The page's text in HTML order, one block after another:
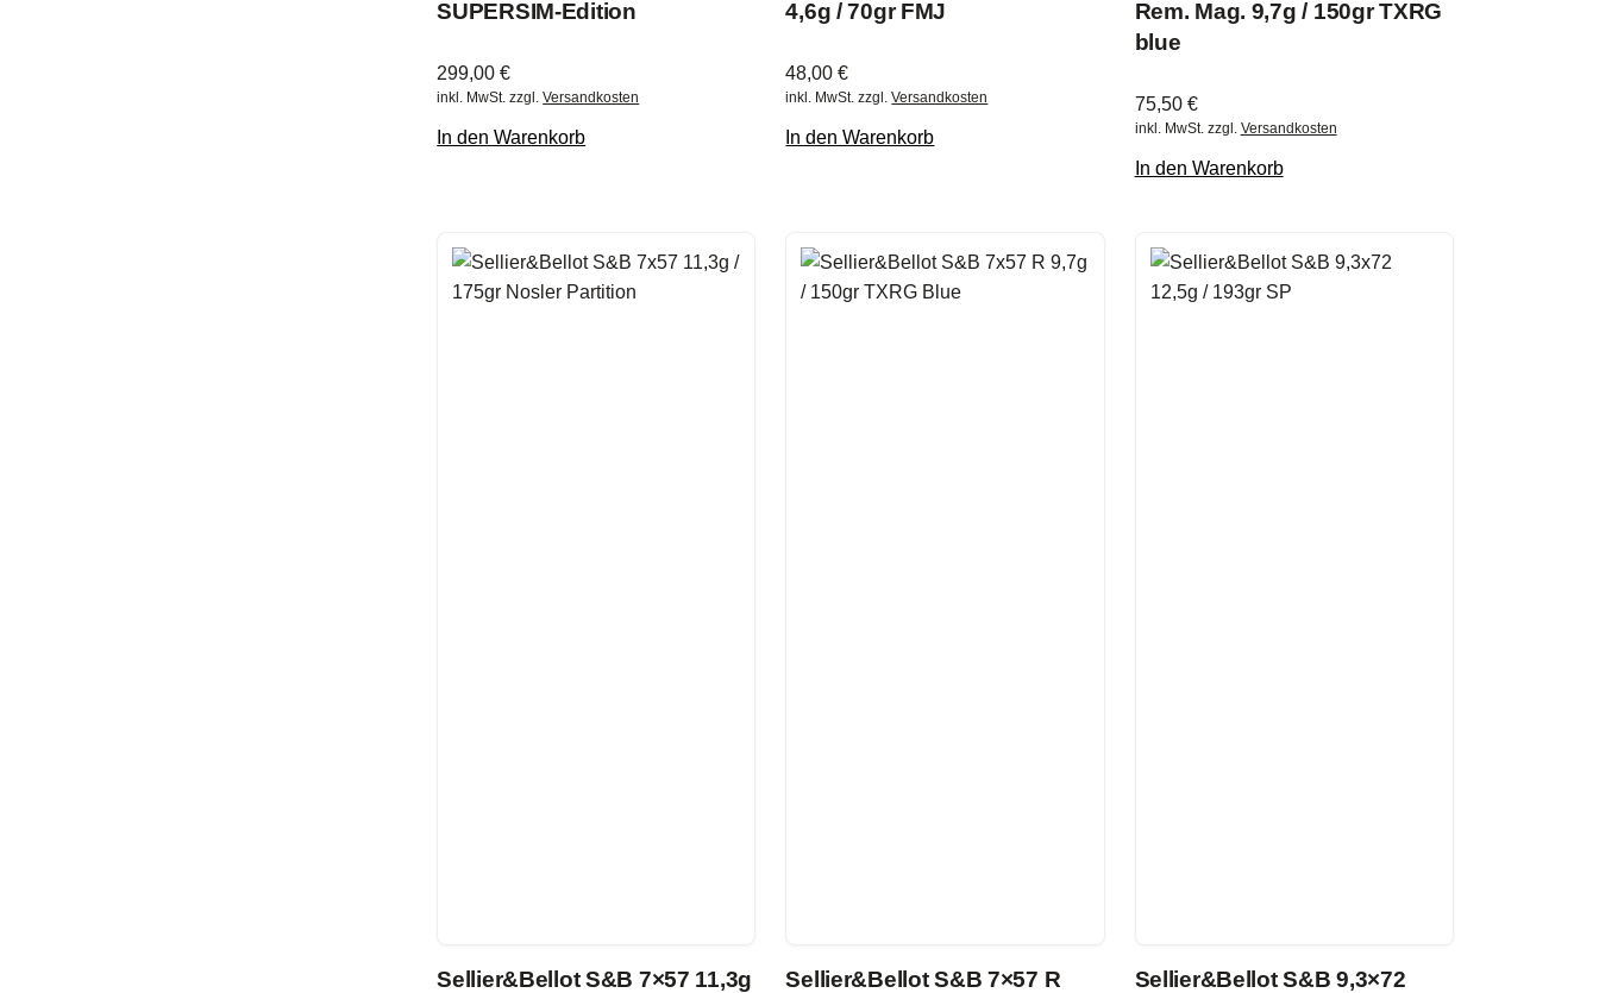
SUPERSIM-Edition
299,00€
inkl. MwSt. zzgl.Versandkosten
In den Warenkorb
4,6g / 70gr FMJ
48,00€
inkl. MwSt. zzgl.Versandkosten
In den Warenkorb
Rem. Mag. 9,7g / 150gr TXRG
blue
75,50 €
inkl. MwSt. zzgl. Versandkosten
In den Warenkorb
Sellier&Bellot S&B 7×57 11,3g
Sellier&Bellot S&B 7×57 R
Sellier&Bellot S&B 9,3×72